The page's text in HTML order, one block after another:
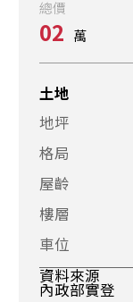
總價
02 萬
土地
地坪
格局
屋齡
樓層
車位
資料來源
內政部實登